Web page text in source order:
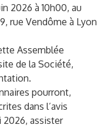
2026 à 10h00, au
rue Vendôme à Lyon
Assemblée
de la Société,
pourront,
dans l’avis
2026, assister